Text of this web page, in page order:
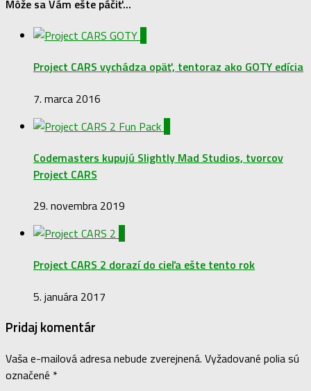
Môže sa Vám ešte páčiť...
Project CARS vychádza opäť, tentoraz ako GOTY edícia
7. marca 2016
Codemasters kupujú Slightly Mad Studios, tvorcov
Project CARS
29. novembra 2019
Project CARS 2 dorazí do cieľa ešte tento rok
5. januára 2017
Pridaj komentár
Vaša e-mailová adresa nebude zverejnená. Vyžadované polia sú
označené *